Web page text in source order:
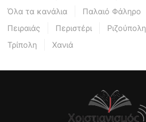
Όλα τα κανάλια
Παλαιό Φάληρο
Πειραιάς
Περιστέρι Ριζούπολη
Τρίπολη
Χανιά